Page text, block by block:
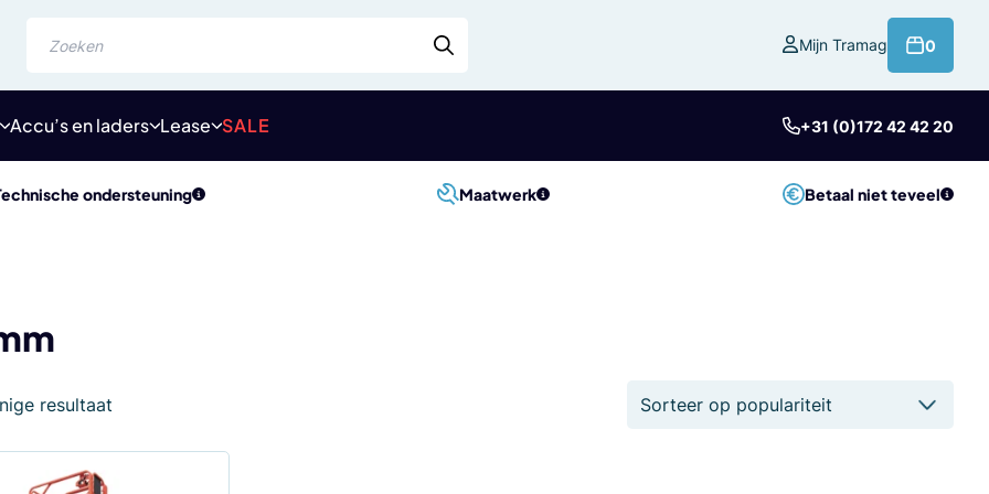
Mijn Tramag
0
Accu’s en laders Lease SALE +31 (0)172 42 42 20
ondersteuning Maatwerk Betaal niet teveel
resultaat